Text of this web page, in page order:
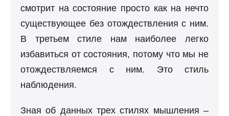
смотрит на состояние просто как на нечто
существующее без отождествления с ним.
В третьем стиле нам наиболее легко
избавиться от состояния, потому что мы не
отождествляемся с ним. Это стиль
наблюдения.
Зная об данных трех стилях мышления –